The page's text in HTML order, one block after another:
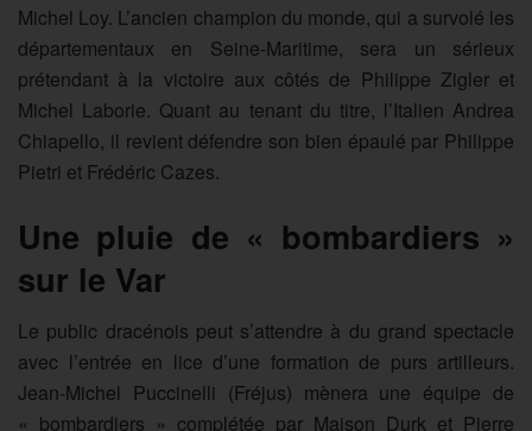
Michel Loy. L’ancien champion du monde, qui a survolé les
départementaux en Seine-Maritime, sera un sérieux
prétendant à la victoire aux côtés de Philippe Zigler et
Michel Laborie. Quant au tenant du titre, l’Italien Andrea
Chiapello, il revient défendre son bien épaulé par Philippe
Pietri et Frédéric Cazes.
Une pluie de « bombardiers »
sur le Var
Le public dracénois peut s’attendre à du grand spectacle
avec l’entrée en lice d’une formation de purs artilleurs.
Jean-Michel Puccinelli (Fréjus) mènera une équipe de
« bombardiers » complétée par Maison Durk et Pierre